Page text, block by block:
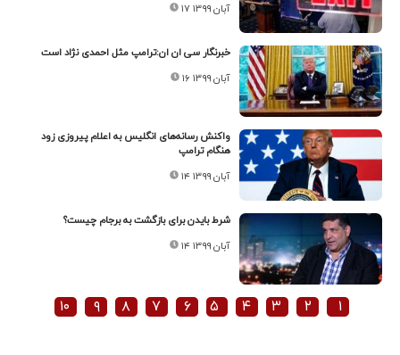
۱۷ آبان ۱۳۹۹
خبرنگار سی ان ان:ترامپ مثل احمدی نژاد است
۱۶ آبان ۱۳۹۹
واکنش رسانه‌های انگلیس به اعلام پیروزی زود
هنگام ترامپ
۱۴ آبان ۱۳۹۹
شرط بایدن برای بازگشت به برجام چیست؟
۱۴ آبان ۱۳۹۹
۱ ۲ ۳ ۴ ۵ ۶ ۷ ۸ ۹ ۱۰